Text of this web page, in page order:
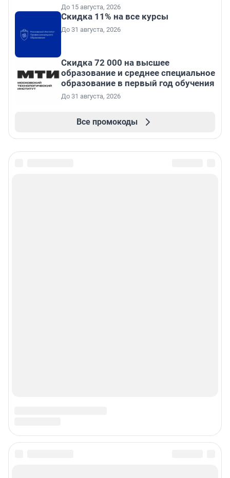
До 15 августа, 2026
Скидка 11% на все курсы
До 31 августа, 2026
Скидка 72 000 на высшее
образование и среднее специальное
образование в первый год обучения
До 31 августа, 2026
Все промокоды